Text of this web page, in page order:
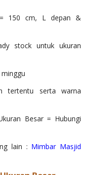
150 cm, L depan &
stock untuk ukuran
tertentu serta warna
Besar = Hubungi
lain : Mimbar Masjid